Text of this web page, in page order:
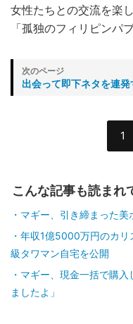
女性たちとの交流を楽
「孤独のフィリピンパ
出会って即下ネタを連
1
こんな記事も読まれ
マギー、引き締まった
年収1億5000万円のカリ
級タワマン自宅を公開
マギー、現金一括で購
ましたよ」